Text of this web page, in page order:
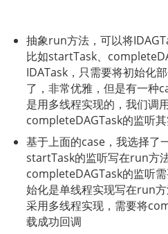
抽象run方法，可以将
比如startTask、
IDATask，只需要将初始化
了，非常优雅，但是有一种
是用多线程实现的，我们调
completeDAGTask的监听
基于上面的case，我选择了
startTask的监听写在run方
completeDAGTask的监听
始化是单线程实现写在run
采用多线程实现，需要将
载成功回调